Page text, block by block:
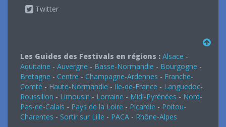
Twitter
Les Guides des Festivals en régions : Alsace -
Aquitaine - Auvergne - Basse-Normandie - Bourgogne -
Bretagne - Centre - Champagne-Ardennes - Franche-
Comté - Haute-Normandie - Ile-de-France - Languedoc-
Roussillon - Limousin - Lorraine - Midi-Pyrénées - Nord-
Pas-de-Calais - Pays de la Loire - Picardie - Poitou-
Charentes - Sortir sur Lille - PACA - Rhône-Alpes